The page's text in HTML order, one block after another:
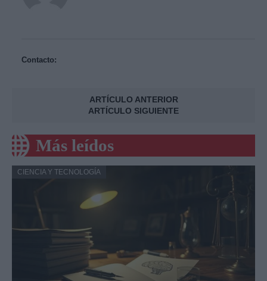
Contacto:
ARTÍCULO ANTERIOR
ARTÍCULO SIGUIENTE
Más leídos
CIENCIA Y TECNOLOGÍA